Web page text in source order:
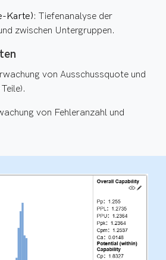
Karte): Tiefenanalyse der
zwischen Untergruppen.
von Ausschussquote und
von Fehleranzahl und